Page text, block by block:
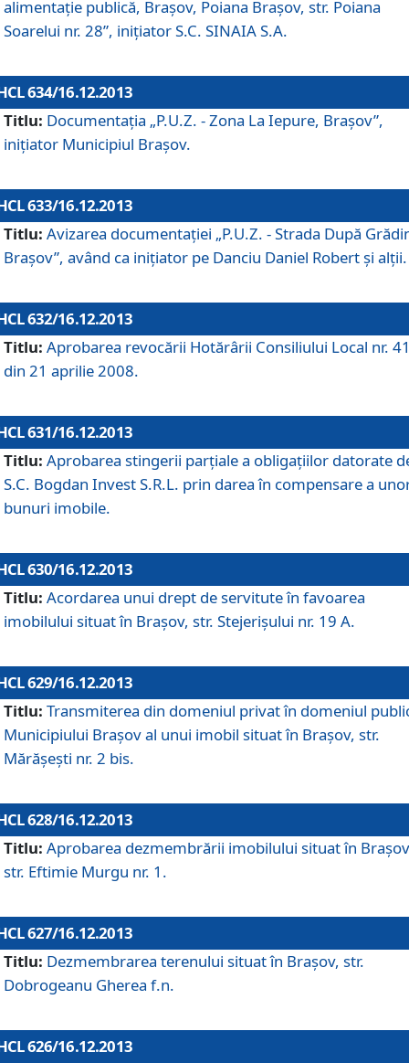
alimentaţie publică, Braşov, Poiana Braşov, str. Poiana
Soarelui nr. 28”, iniţiator S.C. SINAIA S.A.
634/16.12.2013
Titlu: Documentaţia „P.U.Z. - Zona La Iepure, Braşov”,
iniţiator Municipiul Braşov.
633/16.12.2013
Titlu: Avizarea documentaţiei „P.U.Z. - Strada După
Braşov”, având ca iniţiator pe Danciu Daniel Robert şi alţii.
632/16.12.2013
Titlu: Aprobarea revocării Hotărârii Consiliului Local nr.
din 21 aprilie 2008.
631/16.12.2013
Titlu: Aprobarea stingerii parţiale a obligaţiilor datorate
S.C. Bogdan Invest S.R.L. prin darea în compensare a
bunuri imobile.
630/16.12.2013
Titlu: Acordarea unui drept de servitute în favoarea
imobilului situat în Braşov, str. Stejerişului nr. 19 A.
629/16.12.2013
Titlu: Transmiterea din domeniul privat în domeniul
Municipiului Braşov al unui imobil situat în Braşov, str.
Mărăşeşti nr. 2 bis.
628/16.12.2013
Titlu: Aprobarea dezmembrării imobilului situat în
str. Eftimie Murgu nr. 1.
627/16.12.2013
Titlu: Dezmembrarea terenului situat în Braşov, str.
Dobrogeanu Gherea f.n.
626/16.12.2013